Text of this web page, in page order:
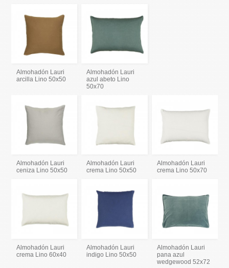
Almohadón Lauri
arcilla Lino 50x50
Almohadón Lauri
azul abeto Lino
50x70
Almohadón Lauri
ceniza Lino 50x50
Almohadón Lauri
crema Lino 50x50
Almohadón Lauri
crema Lino 50x70
Almohadón Lauri
crema Lino 60x40
Almohadón Lauri
indigo Lino 50x50
Almohadón Lauri
pana azul
wedgewood 52x72